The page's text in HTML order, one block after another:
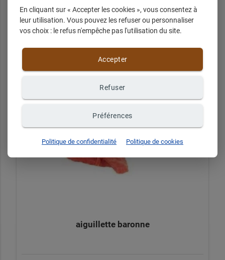
aiguillette baronne
En cliquant sur « Accepter les cookies », vous consentez à
leur utilisation. Vous pouvez les refuser ou personnaliser
vos choix : le refus n'empêche pas l'utilisation du site.
Accepter
Refuser
Préférences
Politique de confidentialité Politique de cookies